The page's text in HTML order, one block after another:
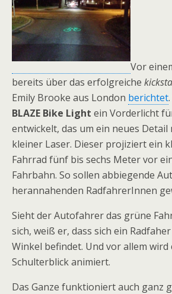
Vor
bereits über das erfolgreiche
Emily Brooke aus London berichtet
BLAZE Bike Light ein Vorderlicht
entwickelt, das um ein neues Detail
kleiner Laser. Dieser projiziert ein
Fahrrad fünf bis sechs Meter vor
Fahrbahn. So sollen abbiegende
herannahenden RadfahrerInnen
Sieht der Autofahrer das grüne
sich, weiß er, dass sich ein
Winkel befindet. Und vor allem wird
Schulterblick animiert.
Das Ganze funktioniert auch ganz